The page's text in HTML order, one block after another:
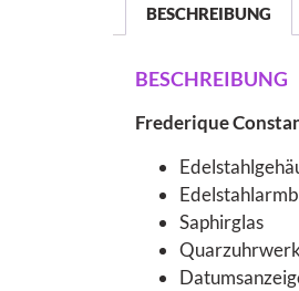
BESCHREIBUNG
BESCHREIBUNG
Frederique
Saphirglas